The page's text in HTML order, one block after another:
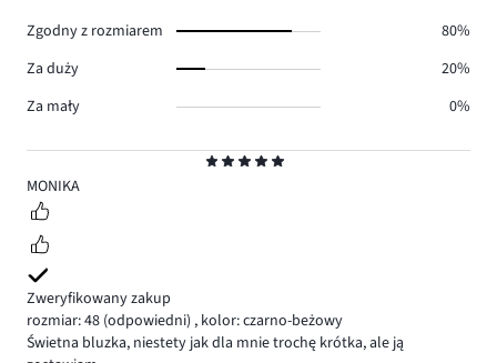
5
MONIKA
Zweryfikowany zakup
rozmiar: 48 (odpowiedni) , kolor: czarno-beżowy
Świetna bluzka, niestety jak dla mnie trochę krótka, ale ją
Zgodny z rozmiarem
80%
Za duży
20%
Za mały
0%